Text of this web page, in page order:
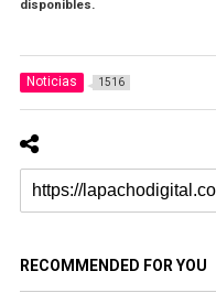
disponibles.
Noticias 1516
RECOMMENDED FOR YOU